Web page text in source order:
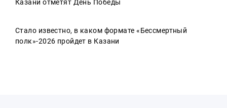
Казани отметят День Победы
Стало известно, в каком формате «Бессмертный
полк»-2026 пройдет в Казани